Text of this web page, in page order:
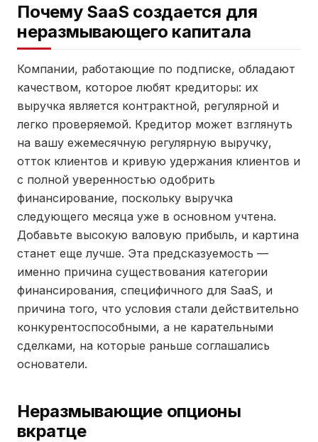
Почему SaaS создается для
неразмывающего капитала
Компании, работающие по подписке, обладают
качеством, которое любят кредиторы: их
выручка является контрактной, регулярной и
легко проверяемой. Кредитор может взглянуть
на вашу ежемесячную регулярную выручку,
отток клиентов и кривую удержания клиентов и
с полной уверенностью одобрить
финансирование, поскольку выручка
следующего месяца уже в основном учтена.
Добавьте высокую валовую прибыль, и картина
станет еще лучше. Эта предсказуемость —
именно причина существования категории
финансирования, специфичного для SaaS, и
причина того, что условия стали действительно
конкурентоспособными, а не карательными
сделками, на которые раньше соглашались
основатели.
Неразмывающие опционы
вкратце